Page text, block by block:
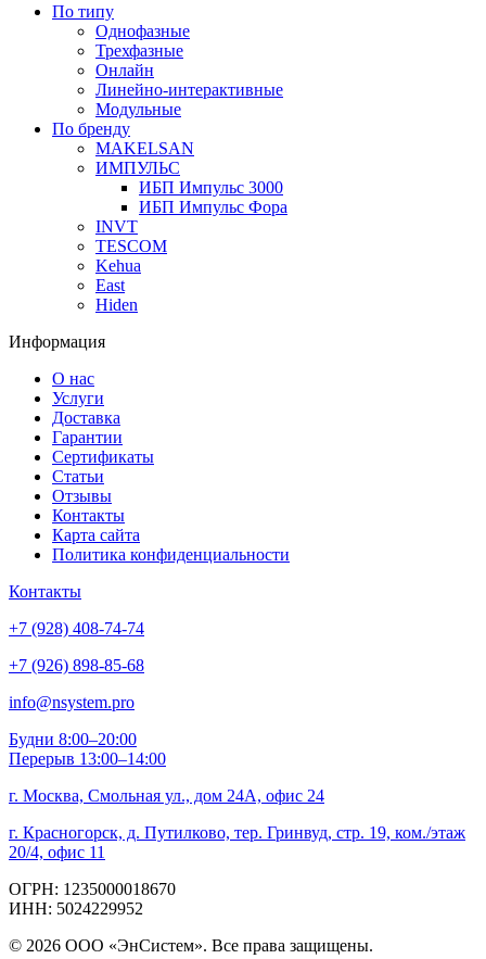
По типу
Однофазные
Трехфазные
Онлайн
Линейно-интерактивные
Модульные
По бренду
MAKELSAN
ИМПУЛЬС
ИБП Импульс 3000
ИБП Импульс Фора
INVT
TESCOM
Kehua
East
Hiden
Информация
О нас
Услуги
Доставка
Гарантии
Сертификаты
Статьи
Отзывы
Контакты
Карта сайта
Политика конфиденциальности
Контакты
+7 (928) 408-74-74
+7 (926) 898-85-68
info@nsystem.pro
Будни 8:00–20:00
Перерыв 13:00–14:00
г. Москва, Смольная ул., дом 24А, офис 24
г. Красногорск, д. Путилково, тер. Гринвуд, стр. 19, ком./этаж
20/4, офис 11
ОГРН: 1235000018670
ИНН: 5024229952
© 2026 ООО «ЭнСистем». Все права защищены.